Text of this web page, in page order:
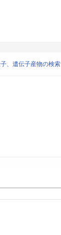
、遺伝子産物の検索